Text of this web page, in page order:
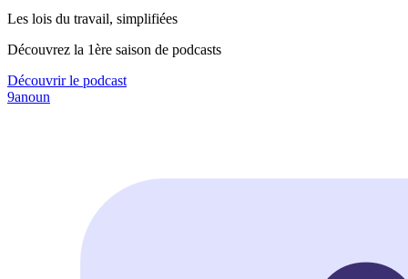
Les lois du travail, simplifiées
Découvrez la 1ère saison de podcasts
Découvrir le podcast
9anoun